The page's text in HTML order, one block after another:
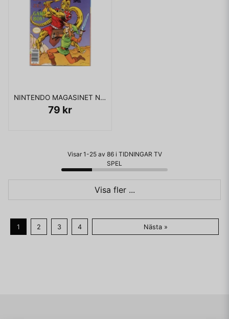
NINTENDO MAGASINET NR 2 1991 MED POWERPLAYER
79 kr
Visar 1-25 av 86 i TIDNINGAR TV
SPEL
Visa fler ...
1 2 3 4 Nästa »